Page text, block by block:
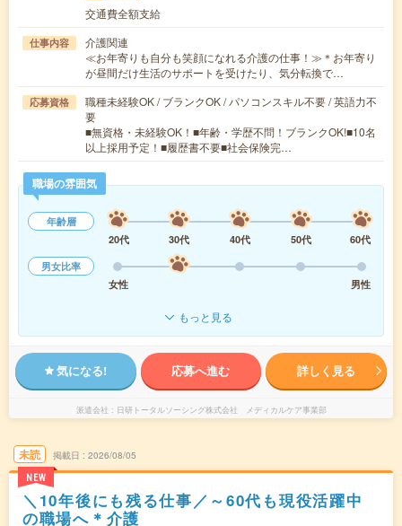
交通費全額支給
仕事内容
介護関連
≪お年寄りも自分も笑顔になれる介護の仕事！≫＊お年寄り
が昼間だけ生活のサポートを受けたり、気分転換で…
応募資格
職種未経験OK / ブランクOK / パソコンスキル不要 / 英語力不
要
■無資格・未経験OK！■年齢・学歴不問！ブランクOK!■10名
以上採用予定！■履歴書不要■社会保険完…
職場の雰囲気
年齢層
20代
30代 40代 50代
60代
男女比率
女性
男性
もっと見る
気になる! 応募へ進む 詳しく見る
派遣会社 日研トータルソーシング株式会社 メディカルケア事業部
未読
NEW
掲載日 2026/08/05
＼10年後にも残る仕事／～60代も現役活躍中
の職場へ＊介護